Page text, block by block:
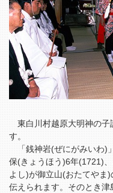
東白川村越原大明神の子
す。
「銭神岩(ぜにがみいわ)
保(きょうほう)6年(1721)
よし)が御立山(おたてやま
伝えられます。そのとき